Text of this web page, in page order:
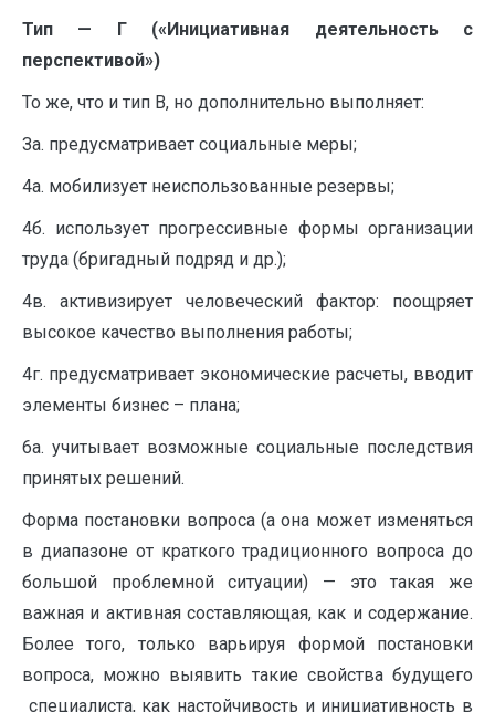
Тип — Г («Инициативная деятельность с
перспективой»)
То же, что и тип В, но дополнительно выполняет:
За. предусматривает социальные меры;
4а. мобилизует неиспользованные резервы;
4б. использует прогрессивные формы организации
труда (бригадный подряд и др.);
4в. активизирует человеческий фактор: поощряет
высокое качество выполнения работы;
4г. предусматривает экономические расчеты, вводит
элементы бизнес – плана;
6а. учитывает возможные социальные последствия
принятых решений.
Форма постановки вопроса (а она может изменяться
в диапазоне от краткого традиционного вопроса до
большой проблемной ситуации) — это такая же
важная и активная составляющая, как и содержание.
Более того, только варьируя формой постановки
вопроса, можно выявить такие свойства будущего
специалиста, как настойчивость и инициативность в